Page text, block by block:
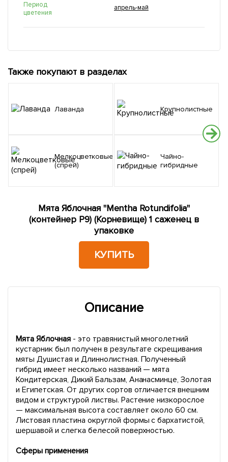
Период
цветения
апрель-май
Также покупают в разделах
Лаванда
Мелкоцветковые
(спрей)
Крупнолистные
Чайно-
гибридные
Мята Яблочная "Mentha Rotundifolia"
(контейнер Р9) (Корневище) 1 саженец в
упаковке
КУПИТЬ
Описание
Мята Яблочная- это травянистый многолетний
кустарник был получен в результате скрещивания
мяты Душистая и Длиннолистная. Полученный
гибрид имеет несколько названий — мята
Кондитерская, Дикий Бальзам, Ананасминце, Золотая
и Египетская. От других сортов отличается внешним
видом и структурой листвы. Растение низкорослое
— максимальная высота составляет около 60 см.
Листовая пластина округлой формы с бархатистой,
шершавой и слегка белесой поверхностью.
Сферы применения